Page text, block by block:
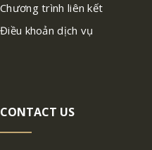
Chương trình liên kết
Điều khoản dịch vụ
CONTACT US